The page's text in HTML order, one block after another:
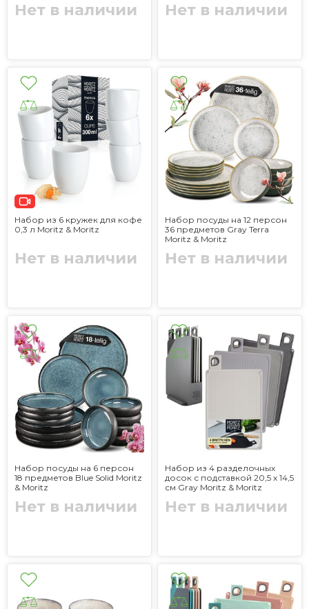
Нет в наличии Нет в наличии
Набор из 6 кружек для кофе
0,3 л Moritz & Moritz
Нет в наличии
Набор посуды на 12 персон
36 предметов Gray Terra
Moritz & Moritz
Нет в наличии
Набор посуды на 6 персон
18 предметов Blue Solid Moritz
& Moritz
Нет в наличии
Набор из 4 разделочных
досок с подставкой 20,5 x 14,5
см Gray Moritz & Moritz
Нет в наличии